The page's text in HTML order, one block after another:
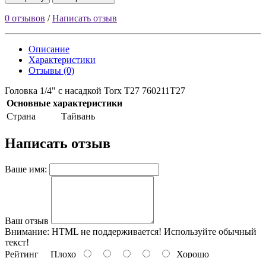
0 отзывов /Написать отзыв
Описание
Характеристики
Отзывы (0)
Головка 1/4" с насадкой Torx T27 760211T27
Основные характеристики
Страна
Тайвань
Написать отзыв
Ваше имя:
Ваш отзыв
Внимание: HTML не поддерживается! Используйте обычный
текст!
Рейтинг Плохо Хорошо